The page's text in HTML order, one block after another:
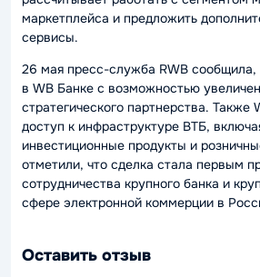
маркетплейса и предложить
сервисы.
26 мая пресс-служба RWB сообщила,
в WB Банке с возможностью
стратегического партнерства. Также
доступ к инфраструктуре ВТБ,
инвестиционные продукты и
отметили, что сделка стала первым
сотрудничества крупного банка и
сфере электронной коммерции в
Оставить отзыв